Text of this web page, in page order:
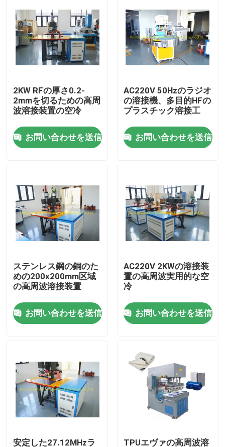
プロダクト
私達について
品質管理
私達に連絡しなさい
HFのプラスチック溶接機
超音波プラスチック溶接機
ポリ塩化ビニールのプラスチック溶接機
2KW RFの厚さ0.2-
2mmを切るための高周
波溶接装置の空冷
お問い合わせを送信
AC220V 50Hzのラジオ
の溶接機、多目的HFの
プラスチック溶接工
お問い合わせを送信
ステンレス鋼の銅のた
めの200x200mm区域
の高周波溶接装置
お問い合わせを送信
AC220V 2KWの溶接装
置の高周波実用的な空
冷
お問い合わせを送信
安定した27.12MHzラ TPUエヴァの高周波溶